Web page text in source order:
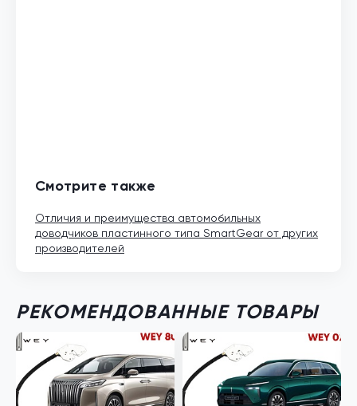
Смотрите также
Отличия и преимущества автомобильных
доводчиков пластинного типа SmartGear от других
производителей
РЕКОМЕНДОВАННЫЕ ТОВАРЫ